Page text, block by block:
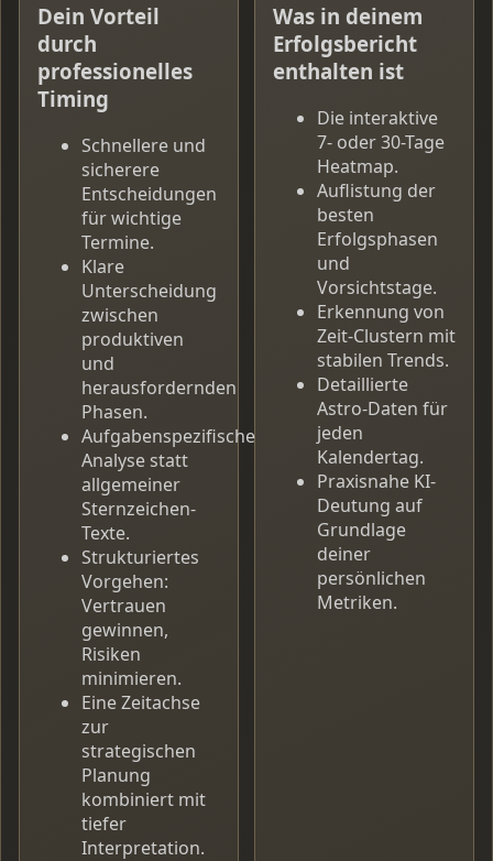
Dein Vorteil
durch
professionelles
Timing
Schnellere und
sicherere
Entscheidungen
für wichtige
Termine.
Klare
Unterscheidung
zwischen
produktiven
und
herausfordernden
Phasen.
Aufgabenspezifische
Analyse statt
allgemeiner
Sternzeichen-
Texte.
Strukturiertes
Vorgehen:
Vertrauen
gewinnen,
Risiken
minimieren.
Eine Zeitachse
zur
strategischen
Planung
kombiniert mit
tiefer
Interpretation.
Was in deinem
Erfolgsbericht
enthalten ist
Die interaktive
7- oder 30-Tage
Heatmap.
Auflistung der
besten
Erfolgsphasen
und
Vorsichtstage.
Erkennung von
Zeit-Clustern mit
stabilen Trends.
Detaillierte
Astro-Daten für
jeden
Kalendertag.
Praxisnahe KI-
Deutung auf
Grundlage
deiner
persönlichen
Metriken.